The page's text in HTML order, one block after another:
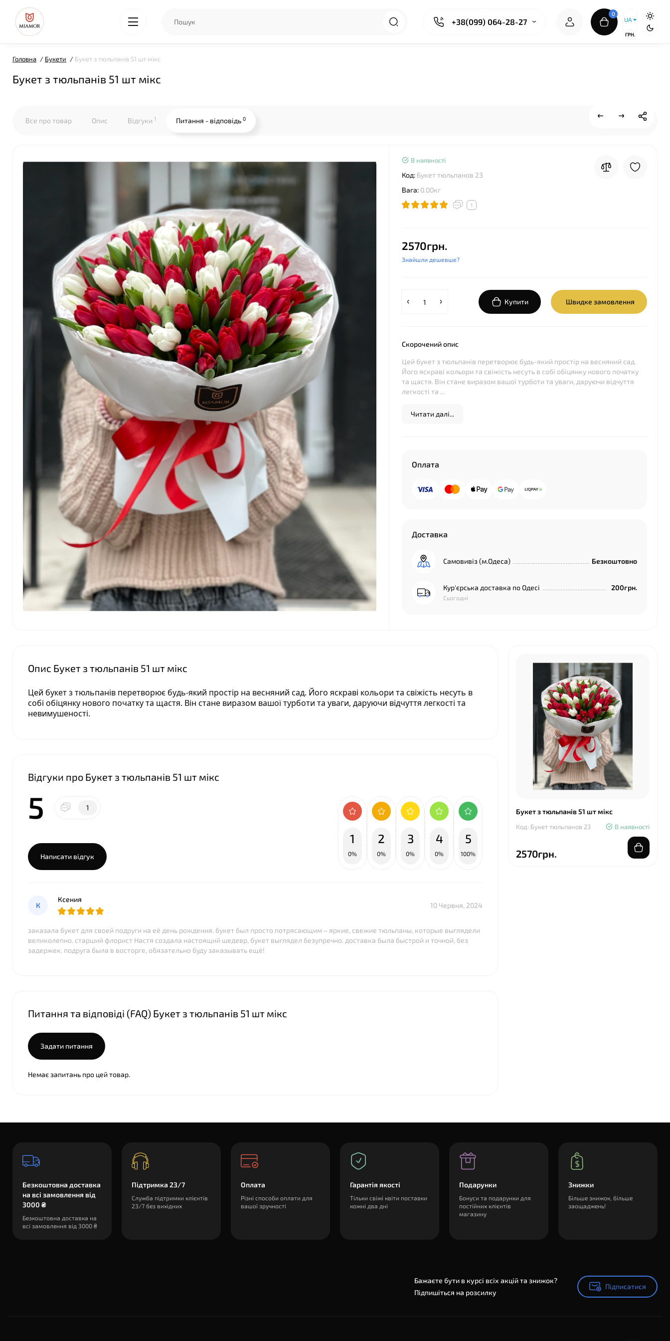
+38(099) 064-28-27
0
UA
ГРН.
Головна Букети Букет з тюльпанів 51 шт мікс
Букет з тюльпанів 51 шт мікс
Все про товар Опис Відгуки 1 Питання - відповідь 0
В наявності
Код: Букет тюльпанов 23
Вага: 0.00кг
1
2570грн.
Знайшли дешевше?
Купити Швидке замовлення
Скорочений опис
Цей букет з тюльпанів перетворює будь-який простір на весняний сад.
Його яскраві кольори та свіжість несуть в собі обіцянку нового початку
та щастя. Він стане виразом вашої турботи та уваги, даруючи відчуття
легкості та ...
Читати далі...
Оплата
Доставка
Самовивіз (м.Одеса) Безкоштовно
Кур'єрська доставка по Одесі
Сьогодні
200грн.
Опис Букет з тюльпанів 51 шт мікс
Цей букет з тюльпанів перетворює будь-який простір на весняний сад. Його яскраві кольори та свіжість несуть в
собі обіцянку нового початку та щастя. Він стане виразом вашої турботи та уваги, даруючи відчуття легкості та
невимушеності.
Відгуки про Букет з тюльпанів 51 шт мікс
5 1
Написати відгук
1
0%
2
0%
3
0%
4
0%
5
100%
К
Ксения
10 Червня, 2024
заказала букет для своей подруги на её день рождения. букет был просто потрясающим – яркие, свежие тюльпаны, которые выглядели
великолепно. старший флорист Настя создала настоящий шедевр, букет выглядел безупречно. доставка была быстрой и точной, без
задержек. подруга была в восторге, обязательно буду заказывать ещё!
Питання та відповіді (FAQ) Букет з тюльпанів 51 шт мікс
Задати питання
Немає запитань про цей товар.
Букет з тюльпанів 51 шт мікс
Код: Букет тюльпанов 23 В наявності
2570грн.
Безкоштовна доставка
на всі замовлення від
3000 ₴
Безкоштовна доставка на
всі замовлення від 3000 ₴
Підтримка 23/7
Служба підтримки клієнтів
23/7 без вихідних
Оплата
Різні способи оплати для
вашої зручності
Гарантія якості
Тільки свіжі квіти поставки
кожні два дні
Подарунки
Бонуси та подарунки для
постійних клієнтів
магазину
Знижки
Більше знижок, більше
заощаджень!
Бажаєте бути в курсі всіх акцій та знижок?
Підпишіться на розсилку
Підписатися
Підписатися